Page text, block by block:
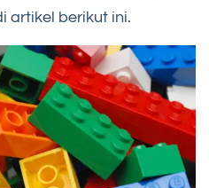
artikel berikut ini.